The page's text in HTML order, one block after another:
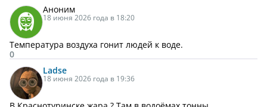
Аноним
18 июня 2026 года в 18:20
Температура воздуха гонит людей к воде.
0
Ladse
18 июня 2026 года в 19:36